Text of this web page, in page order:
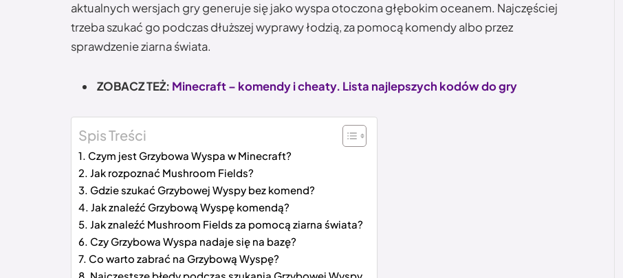
aktualnych wersjach gry generuje się jako wyspa otoczona głębokim oceanem. Najczęściej
trzeba szukać go podczas dłuższej wyprawy łodzią, za pomocą komendy albo przez
sprawdzenie ziarna świata.
ZOBACZ TEŻ: Minecraft – komendy i cheaty. Lista najlepszych kodów do gry
Spis Treści
Czym jest Grzybowa Wyspa w Minecraft?
Jak rozpoznać Mushroom Fields?
Gdzie szukać Grzybowej Wyspy bez komend?
Jak znaleźć Grzybową Wyspę komendą?
Jak znaleźć Mushroom Fields za pomocą ziarna świata?
Czy Grzybowa Wyspa nadaje się na bazę?
Co warto zabrać na Grzybową Wyspę?